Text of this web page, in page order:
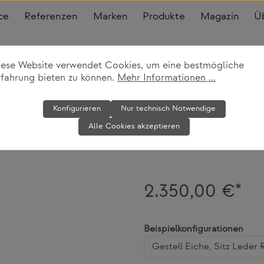
Referenzen Marken Produkte Magazin
Stuhl RH01
2.350,00 €*
Beispielkonfigurationen
Website verwendet Cookies, um eine bestmögliche
bieten zu können. Mehr Informationen ...
Nur technisch Notwendige
Konfigurieren
Alle Cookies akzeptieren